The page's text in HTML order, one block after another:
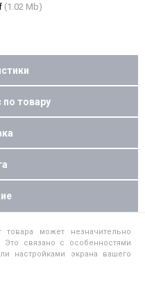
(1.02 Mb)
товару
может незначительно
Это связано с особенностями
настройками экрана вашего